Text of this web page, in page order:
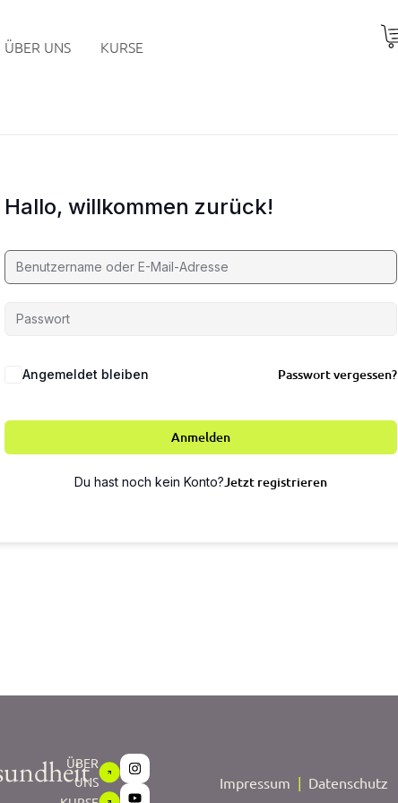
ÜBER UNS KURSE
Hallo, willkommen zurück!
Angemeldet bleiben Passwort vergessen?
Anmelden
Du hast noch kein Konto?Jetzt registrieren
ÜBER
UNS
Impressum | Datenschutz